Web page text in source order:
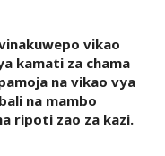
vikao
kamati za chama
na vikao vya
na mambo
ripoti zao za kazi.